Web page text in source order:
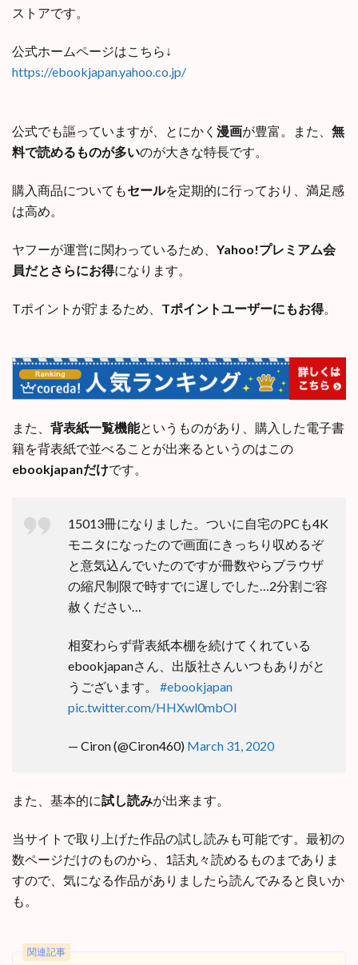
ストアです。
公式ホームページはこちら↓
https://ebookjapan.yahoo.co.jp/
公式でも謳っていますが、とにかく 漫画が豊富。また、 無
料で読めるものが多いのが大きな特長です。
購入商品についてもセールを定期的に行っており、満足感
は高め。
ヤフーが運営に関わっているため、 Yahoo!プレミアム会
員だとさらにお得になります。
Tポイントが貯まるため、 Tポイントユーザーにもお得。
また、 背表紙一覧機能というものがあり、購入した電子書
籍を背表紙で並べることが出来るというのはこの
ebookjapanだけです。
15013冊になりました。ついに自宅のPCも4K
モニタになったので画面にきっちり収めるぞ
と意気込んでいたのですが冊数やらブラウザ
の縮尺制限で時すでに遅しでした…2分割ご容
赦ください…
相変わらず背表紙本棚を続けてくれている
ebookjapanさん、出版社さんいつもありがと
うございます。 #ebookjapan
pic.twitter.com/HHXwl0mbOI
— Ciron (@Ciron460) March 31, 2020
また、基本的に試し読みが出来ます。
当サイトで取り上げた作品の試し読みも可能です。最初の
数ページだけのものから、1話丸々読めるものまでありま
すので、気になる作品がありましたら読んでみると良いか
も。
関連記事